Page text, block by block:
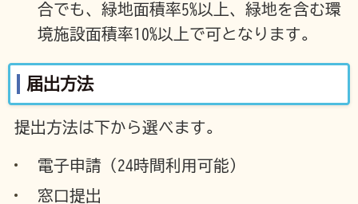
合でも、緑地面積率5%以上、緑地を含む環
境施設面積率10%以上で可となります。
届出方法
提出方法は下から選べます。
電子申請（24時間利用可能）
窓口提出